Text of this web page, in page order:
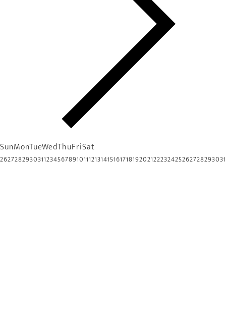
SunMonTueWedThuFriSat
26272829303112345678910111213141516171819202122232425262728293031